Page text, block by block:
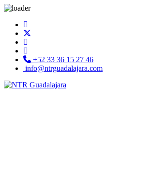
+52 33 36 15 27 46
info@ntrguadalajara.com